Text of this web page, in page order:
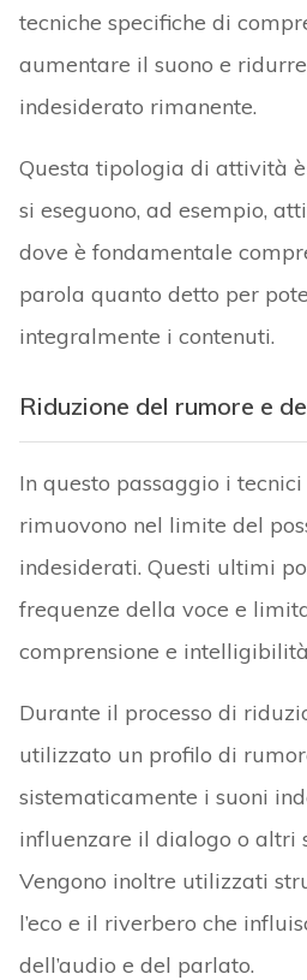
tecniche specifiche di
aumentare il suono e
indesiderato rimanente.
Questa tipologia di attività
si eseguono, ad esempio,
dove è fondamentale
parola quanto detto per
integralmente i contenuti.
Riduzione del rumore e
In questo passaggio i
rimuovono nel limite del
indesiderati. Questi ultimi
frequenze della voce e
comprensione e
Durante il processo di
utilizzato un profilo di
sistematicamente i suoni
influenzare il dialogo o altri
Vengono inoltre utilizzati
l’eco e il riverbero che
dell’audio e del parlato.